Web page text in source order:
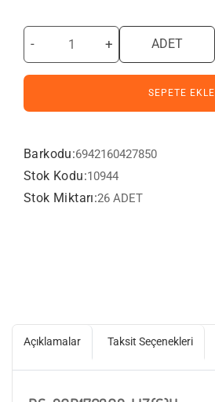
- + ADET
SEPETE EKLE
Barkodu:6942160427850
Stok Kodu:10944
Stok Miktarı:26 ADET
Açıklamalar Taksit Seçenekleri